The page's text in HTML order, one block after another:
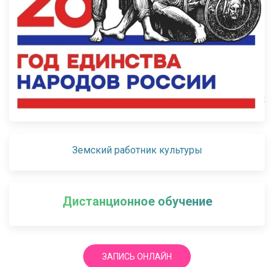
Земский работник культуры
Дистанционное обучение
ЗАПИСЬ ОНЛАЙН